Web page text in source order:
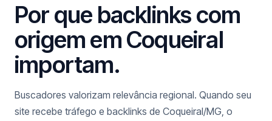
Por que backlinks com
origem em Coqueiral
importam.
Buscadores valorizam relevância regional. Quando seu
site recebe tráfego e backlinks de Coqueiral/MG, o